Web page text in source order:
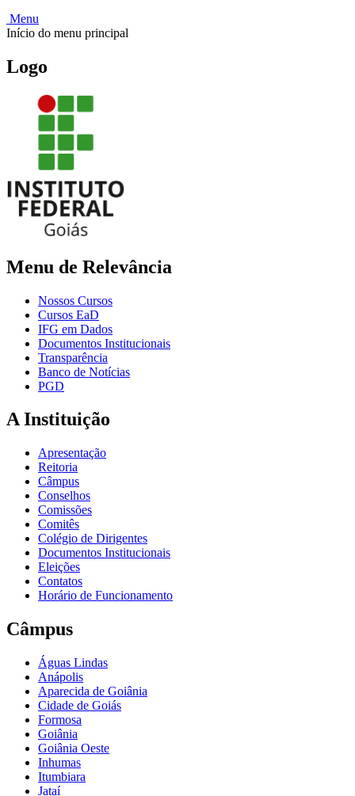
Menu
Início do menu principal
Logo
Menu de Relevância
Nossos Cursos
Cursos EaD
IFG em Dados
Documentos Institucionais
Transparência
Banco de Notícias
PGD
A Instituição
Apresentação
Reitoria
Câmpus
Conselhos
Comissões
Comitês
Colégio de Dirigentes
Documentos Institucionais
Eleições
Contatos
Horário de Funcionamento
Câmpus
Águas Lindas
Anápolis
Aparecida de Goiânia
Cidade de Goiás
Formosa
Goiânia
Goiânia Oeste
Inhumas
Itumbiara
Jataí